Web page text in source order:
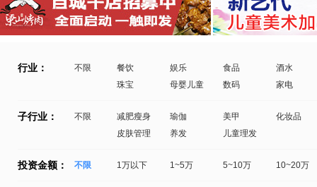
行业： 不限 餐饮 娱乐 食品
酒水
珠宝
母婴儿童 数码 家电
子行业： 不限 减肥瘦身 瑜伽 美甲
化妆品
皮肤管理
养发 儿童理发
投资金额： 不限 1万以下 1~5万 5~10万 10~20万